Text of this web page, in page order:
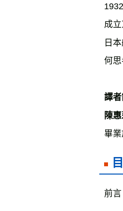
成
日
何
譯
陳
畢
前言